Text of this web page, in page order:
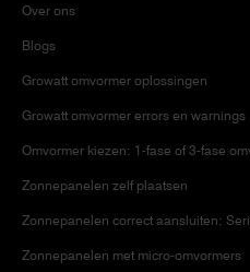
Over ons
Blogs
Growatt omvormer oplossingen
Growatt omvormer errors en warnings
Omvormer kiezen: 1-fase of 3-fase
Zonnepanelen zelf plaatsen
Zonnepanelen correct aansluiten:
Zonnepanelen met micro-omvormers